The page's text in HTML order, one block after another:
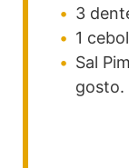
3
1
Sal
gosto.